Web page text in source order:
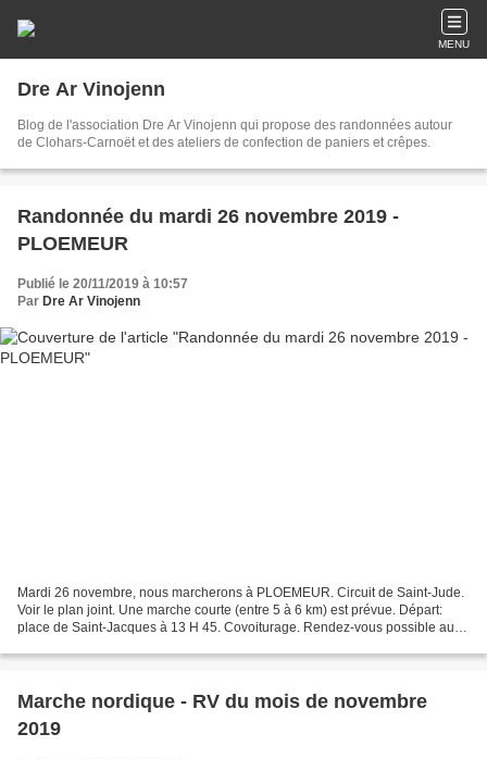
MENU
Dre Ar Vinojenn
Blog de l'association Dre Ar Vinojenn qui propose des randonnées autour
de Clohars-Carnoët et des ateliers de confection de paniers et crêpes.
Randonnée du mardi 26 novembre 2019 -
PLOEMEUR
Publié le 20/11/2019 à 10:57
Par Dre Ar Vinojenn
Mardi 26 novembre, nous marcherons à PLOEMEUR. Circuit de Saint-Jude.
Voir le plan joint. Une marche courte (entre 5 à 6 km) est prévue. Départ:
place de Saint-Jacques à 13 H 45. Covoiturage. Rendez-vous possible au
Marche nordique - RV du mois de novembre
2019